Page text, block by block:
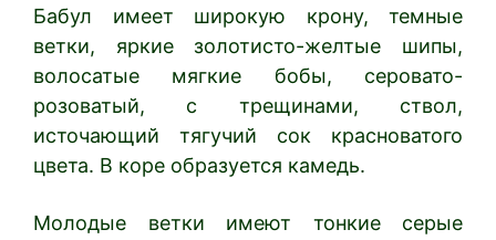
Бабул имеет широкую крону, темные
ветки, яркие золотисто-желтые шипы,
волосатые мягкие бобы, серовато-
розоватый, с трещинами, ствол,
источающий тягучий сок красноватого
цвета. В коре образуется камедь.
Молодые ветки имеют тонкие серые